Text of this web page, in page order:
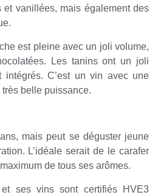
et vanillées, mais également des
est pleine avec un joli volume,
Les tanins ont un joli
C’est un vin avec une
belle puissance.
mais peut se déguster jeune
L’idéale serait de le carafer
de tous ses arômes.
ses vins sont certifiés HVE3